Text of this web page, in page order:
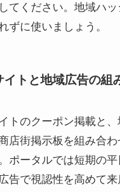
てください。地域ハ
ずに使いましょう。
イトと地域広告の組
トのクーポン掲載と
店街掲示板を組み合
ポータルでは短期の
告で視認性を高めて来